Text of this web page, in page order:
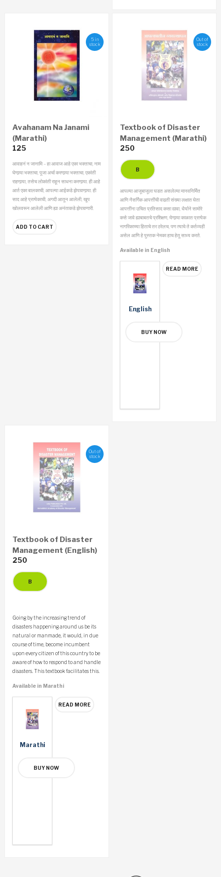
5 in
stock
Avahanam Na Janami
(Marathi)
125
आवाहनं न जानामि – हा आवाज आहे एका भक्ताचा, नाम
घेणार्‍या भक्ताचा, पूजा अर्चा करणार्‍या भक्ताचा, एकांती
राहणार्‍या, तसेच लोकांती राहून साधना करणार्‍या. ही आहे
आर्त एका बालकाची, आपल्या आईकडे झेपावणार्‍या. ही
साद आहे प्रत्येकाची, अगदी आतून आलेली, खूप
खोलवरून आलेली आणि ह्या अनंताकडे झेपावणारी.
ADD TO CART
Out of
stock
Textbook of Disaster
Management (Marathi)
250
आपल्या आजूबाजूला घडत असलेल्या मानवनिर्मित
आणि नैसर्गिक आपत्तींची वाढती संख्या लक्षात घेता
आपत्तींना उचित प्रतिसाद कसा द्यावा, धैर्याने सामोरे
कसे जावे ह्याबाबतचे प्रशिक्षण, येणार्‍या काळात प्रत्येक
नागरिकाच्या हिताचे तर ठरेलच, पण त्याचे ते कर्तव्यही
असेल आणि हे पुस्तक नेमका हाच हेतू साध्य करते.
Available in English
English
BUY NOW
READ MORE
Out of
stock
Textbook of Disaster
Management (English)
250
Going by the increasing trend of
disasters happening around us be its
natural or manmade, it would, in due
course of time, become incumbent
upon every citizen of this country to be
aware of how to respond to and handle
disasters. This textbook facilitates this.
Available in Marathi
Marathi
BUY NOW
READ MORE